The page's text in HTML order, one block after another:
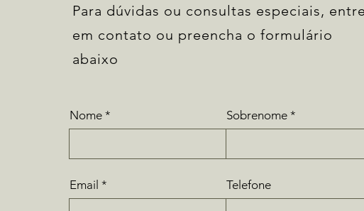
Para dúvidas ou consultas especiais, entre
em contato ou preencha o formulário
abaixo
Nome Sobrenome
Email Telefone